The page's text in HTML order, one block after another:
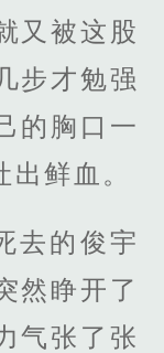
又被这股
步才勉强
的胸口一
鲜血。
去的俊宇
然睁开了
气张了张